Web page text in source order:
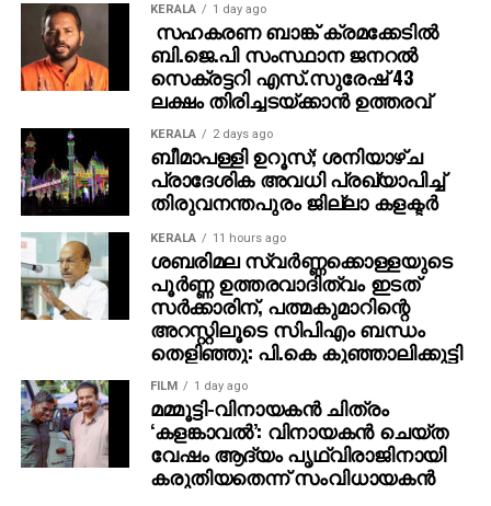
KERALA 1 day ago
സഹകരണ ബാങ്ക് ക്രമക്കേടില്‍
ബി.ജെ.പി സംസ്ഥാന ജനറല്‍
സെക്രട്ടറി എസ്.സുരേഷ് 43
ലക്ഷം തിരിച്ചടയ്ക്കാന്‍ ഉത്തരവ്
KERALA 2 days ago
ബീമാപള്ളി ഉറൂസ്; ശനിയാഴ്ച
പ്രാദേശിക അവധി പ്രഖ്യാപിച്ച്
തിരുവനന്തപുരം ജില്ലാ കളക്ടര്‍
KERALA 11 hours ago
ശബരിമല സ്വര്‍ണ്ണക്കൊള്ളയുടെ
പൂര്‍ണ്ണ ഉത്തരവാദിത്വം ഇടത്
സര്‍ക്കാരിന്, പത്മകുമാറിന്റെ
അറസ്റ്റിലൂടെ സിപിഎം ബന്ധം
തെളിഞ്ഞു: പി.കെ കുഞ്ഞാലിക്കുട്ടി
FILM 1 day ago
മമ്മൂട്ടി-വിനായകന്‍ ചിത്രം
‘കളങ്കാവല്‍’: വിനായകന്‍ ചെയ്ത
വേഷം ആദ്യം പൃഥ്വിരാജിനായി
കരുതിയതെന്ന് സംവിധായകന്‍